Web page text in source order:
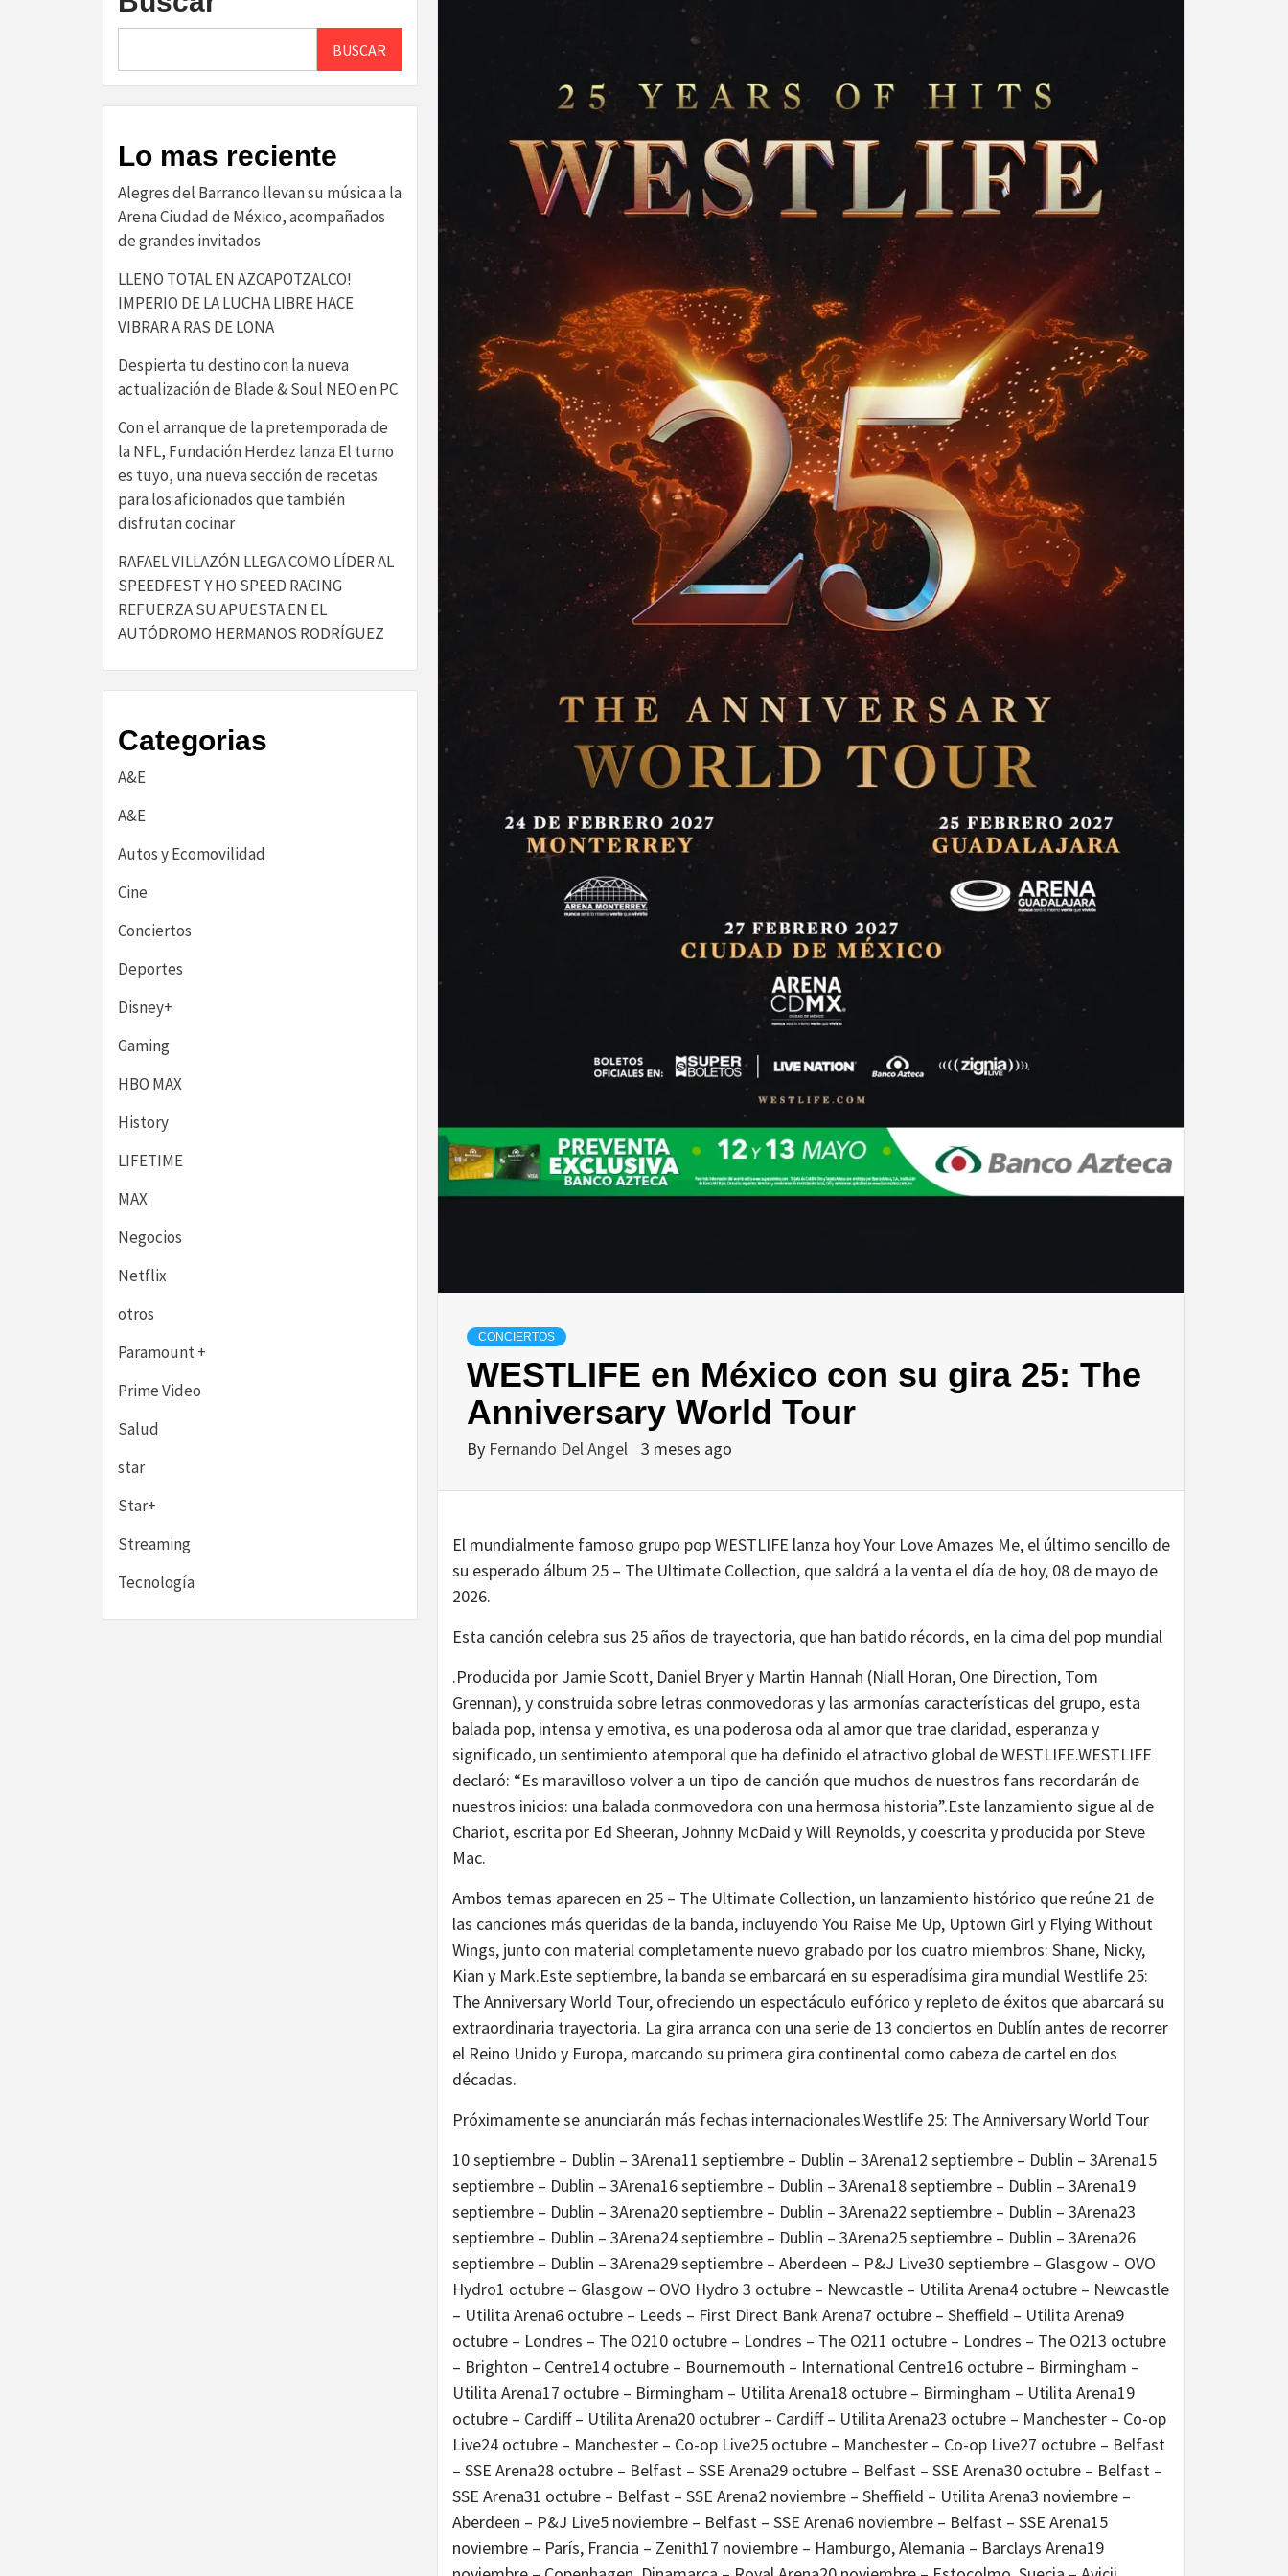
CONCIERTOS
WESTLIFE en México con su gira 25: The
Anniversary World Tour
By Fernando Del Angel 3 meses ago
El mundialmente famoso grupo pop WESTLIFE lanza hoy Your Love Amazes Me, el último sencillo de
su esperado álbum 25 – The Ultimate Collection, que saldrá a la venta el día de hoy, 08 de mayo de
2026.
Esta canción celebra sus 25 años de trayectoria, que han batido récords, en la cima del pop mundial
.Producida por Jamie Scott, Daniel Bryer y Martin Hannah (Niall Horan, One Direction, Tom
Grennan), y construida sobre letras conmovedoras y las armonías características del grupo, esta
balada pop, intensa y emotiva, es una poderosa oda al amor que trae claridad, esperanza y
significado, un sentimiento atemporal que ha definido el atractivo global de WESTLIFE.WESTLIFE
declaró: “Es maravilloso volver a un tipo de canción que muchos de nuestros fans recordarán de
nuestros inicios: una balada conmovedora con una hermosa historia”.Este lanzamiento sigue al de
Chariot, escrita por Ed Sheeran, Johnny McDaid y Will Reynolds, y coescrita y producida por Steve
Mac.
Ambos temas aparecen en 25 – The Ultimate Collection, un lanzamiento histórico que reúne 21 de
las canciones más queridas de la banda, incluyendo You Raise Me Up, Uptown Girl y Flying Without
Wings, junto con material completamente nuevo grabado por los cuatro miembros: Shane, Nicky,
Kian y Mark.Este septiembre, la banda se embarcará en su esperadísima gira mundial Westlife 25:
The Anniversary World Tour, ofreciendo un espectáculo eufórico y repleto de éxitos que abarcará su
extraordinaria trayectoria. La gira arranca con una serie de 13 conciertos en Dublín antes de recorrer
el Reino Unido y Europa, marcando su primera gira continental como cabeza de cartel en dos
décadas.
Próximamente se anunciarán más fechas internacionales.Westlife 25: The Anniversary World Tour
10 septiembre – Dublin – 3Arena11 septiembre – Dublin – 3Arena12 septiembre – Dublin – 3Arena15
septiembre – Dublin – 3Arena16 septiembre – Dublin – 3Arena18 septiembre – Dublin – 3Arena19
septiembre – Dublin – 3Arena20 septiembre – Dublin – 3Arena22 septiembre – Dublin – 3Arena23
septiembre – Dublin – 3Arena24 septiembre – Dublin – 3Arena25 septiembre – Dublin – 3Arena26
septiembre – Dublin – 3Arena29 septiembre – Aberdeen – P&J Live30 septiembre – Glasgow – OVO
Hydro1 octubre – Glasgow – OVO Hydro 3 octubre – Newcastle – Utilita Arena4 octubre – Newcastle
– Utilita Arena6 octubre – Leeds – First Direct Bank Arena7 octubre – Sheffield – Utilita Arena9
octubre – Londres – The O210 octubre – Londres – The O211 octubre – Londres – The O213 octubre
– Brighton – Centre14 octubre – Bournemouth – International Centre16 octubre – Birmingham –
Utilita Arena17 octubre – Birmingham – Utilita Arena18 octubre – Birmingham – Utilita Arena19
octubre – Cardiff – Utilita Arena20 octubrer – Cardiff – Utilita Arena23 octubre – Manchester – Co-op
Live24 octubre – Manchester – Co-op Live25 octubre – Manchester – Co-op Live27 octubre – Belfast
– SSE Arena28 octubre – Belfast – SSE Arena29 octubre – Belfast – SSE Arena30 octubre – Belfast –
SSE Arena31 octubre – Belfast – SSE Arena2 noviembre – Sheffield – Utilita Arena3 noviembre –
Aberdeen – P&J Live5 noviembre – Belfast – SSE Arena6 noviembre – Belfast – SSE Arena15
noviembre – París, Francia – Zenith17 noviembre – Hamburgo, Alemania – Barclays Arena19
BUSCAR
Lo mas reciente
Alegres del Barranco llevan su música a la
Arena Ciudad de México, acompañados
de grandes invitados
LLENO TOTAL EN AZCAPOTZALCO!
IMPERIO DE LA LUCHA LIBRE HACE
VIBRAR A RAS DE LONA
Despierta tu destino con la nueva
actualización de Blade & Soul NEO en PC
Con el arranque de la pretemporada de
la NFL, Fundación Herdez lanza El turno
es tuyo, una nueva sección de recetas
para los aficionados que también
disfrutan cocinar
RAFAEL VILLAZÓN LLEGA COMO LÍDER AL
SPEEDFEST Y HO SPEED RACING
REFUERZA SU APUESTA EN EL
AUTÓDROMO HERMANOS RODRÍGUEZ
Categorias
A&E
A&E
Autos y Ecomovilidad
Cine
Conciertos
Deportes
Disney+
Gaming
HBO MAX
History
LIFETIME
MAX
Negocios
Netflix
otros
Paramount +
Prime Video
Salud
star
Star+
Streaming
Tecnología